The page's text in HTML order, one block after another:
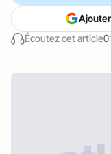
Écoutez cet article